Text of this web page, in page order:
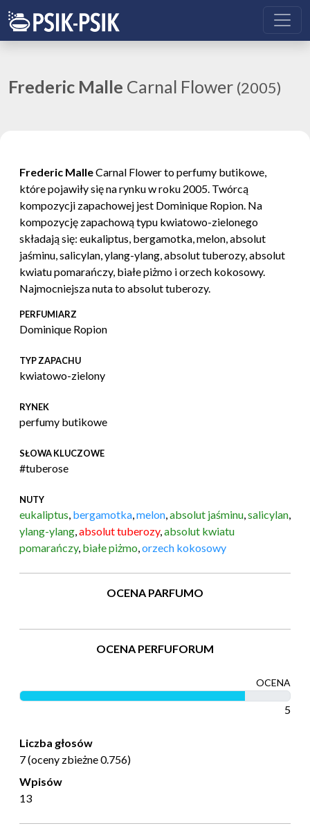
Frederic Malle Carnal Flower (2005)
Frederic MalleCarnal Flower to perfumy butikowe,
które pojawiły się na rynku w roku 2005. Twórcą
kompozycji zapachowej jest Dominique Ropion. Na
kompozycję zapachową typu kwiatowo-zielonego
składają się: eukaliptus, bergamotka, melon, absolut
jaśminu, salicylan, ylang-ylang, absolut tuberozy, absolut
kwiatu pomarańczy, białe piżmo i orzech kokosowy.
Najmocniejsza nuta to absolut tuberozy.
PERFUMIARZ
Dominique Ropion
TYP ZAPACHU
kwiatowo-zielony
RYNEK
perfumy butikowe
SŁOWA KLUCZOWE
#tuberose
NUTY
eukaliptus, bergamotka,melon,absolut jaśminu,salicylan,
ylang-ylang,absolut tuberozy,absolut kwiatu
pomarańczy, białe piżmo,orzech kokosowy
OCENA PARFUMO
OCENA PERFUFORUM
OCENA
5
Liczba głosów
7 (oceny zbieżne 0.756)
Wpisów
13